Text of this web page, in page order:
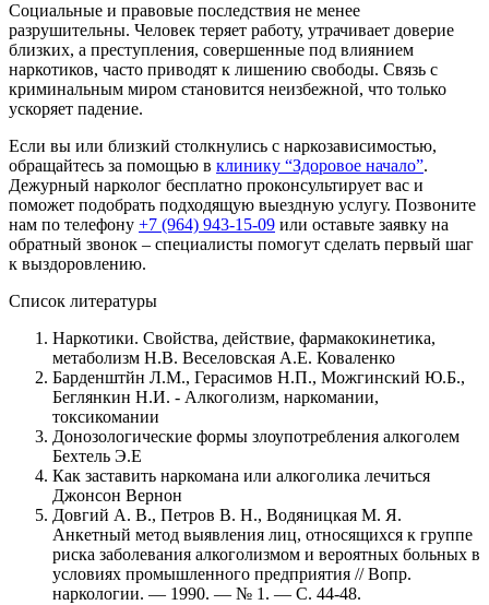
Социальные и правовые последствия не менее
разрушительны. Человек теряет работу, утрачивает доверие
близких, а преступления, совершенные под влиянием
наркотиков, часто приводят к лишению свободы. Связь с
криминальным миром становится неизбежной, что только
ускоряет падение.
Если вы или близкий столкнулись с наркозависимостью,
обращайтесь за помощью в клинику “Здоровое начало”.
Дежурный нарколог бесплатно проконсультирует вас и
поможет подобрать подходящую выездную услугу. Позвоните
нам по телефону +7 (964) 943-15-09 или оставьте заявку на
обратный звонок – специалисты помогут сделать первый шаг
к выздоровлению.
Список литературы
Наркотики. Свойства, действие, фармакокинетика,
метаболизм Н.В. Веселовская А.Е. Коваленко
Барденштйн Л.М., Герасимов Н.П., Можгинский Ю.Б.,
Беглянкин Н.И. - Алкоголизм, наркомании,
токсикомании
Донозологические формы злоупотребления алкоголем
Бехтель Э.Е
Как заставить наркомана или алкоголика лечиться
Джонсон Вернон
Довгий А. В., Петров В. Н., Водяницкая М. Я.
Анкетный метод выявления лиц, относящихся к группе
риска заболевания алкоголизмом и вероятных больных в
условиях промышленного предприятия // Вопр.
наркологии. — 1990. — № 1. — С. 44-48.